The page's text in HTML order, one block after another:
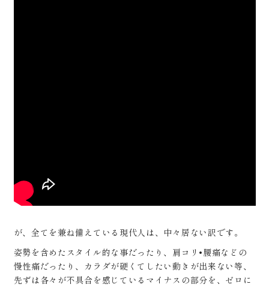
が、全てを兼ね備えている現代人は、中々居ない訳です。
姿勢を含めたスタイル的な事だったり、肩コリ•腰痛などの
慢性痛だったり、カラダが硬くてしたい動きが出来ない等、
先ずは各々が不具合を感じているマイナスの部分を、ゼロに